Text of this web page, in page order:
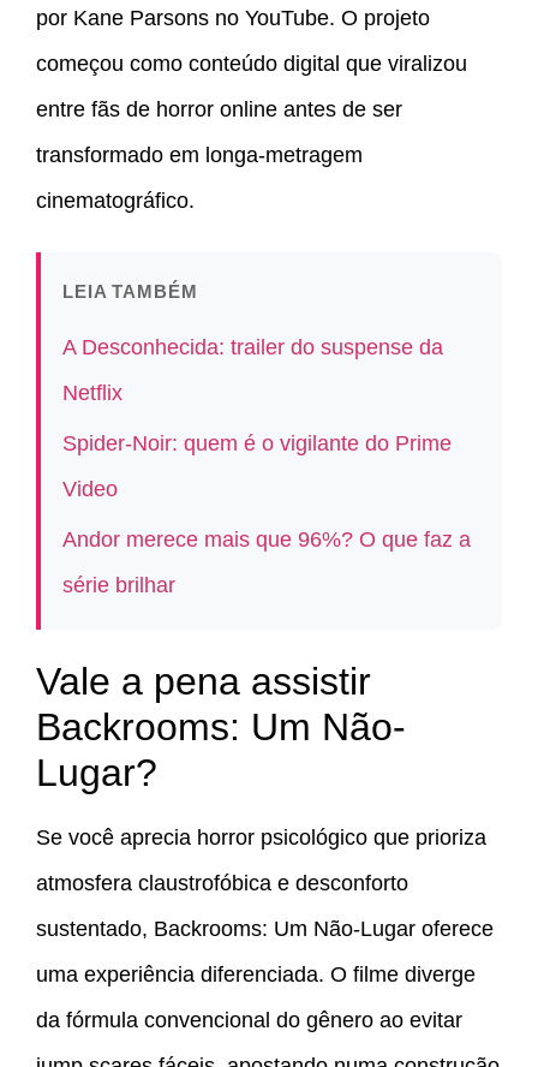
por Kane Parsons no YouTube. O projeto
começou como conteúdo digital que viralizou
entre fãs de horror online antes de ser
transformado em longa-metragem
cinematográfico.
LEIA TAMBÉM
A Desconhecida: trailer do suspense da
Netflix
Spider-Noir: quem é o vigilante do Prime
Video
Andor merece mais que 96%? O que faz a
série brilhar
Vale a pena assistir
Backrooms: Um Não-
Lugar?
Se você aprecia horror psicológico que prioriza
atmosfera claustrofóbica e desconforto
sustentado, Backrooms: Um Não-Lugar oferece
uma experiência diferenciada. O filme diverge
da fórmula convencional do gênero ao evitar